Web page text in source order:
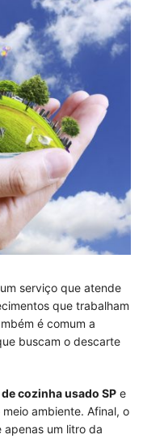
serviço que atende
que trabalham
é comum a
buscam o descarte
cozinha usado SP e
ambiente. Afinal, o
apenas um litro da